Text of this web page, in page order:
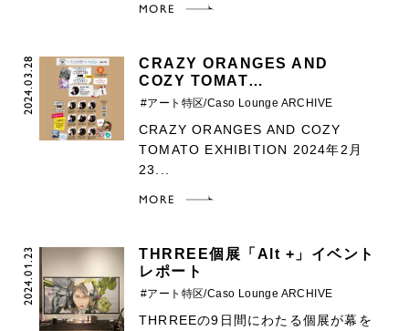
MORE
2024.03.28
CRAZY ORANGES AND
COZY TOMAT…
#アート特区/Caso Lounge ARCHIVE
CRAZY ORANGES AND COZY
TOMATO EXHIBITION 2024年2月
23...
MORE
2024.01.23
THRREE個展「Alt +」イベント
レポート
#アート特区/Caso Lounge ARCHIVE
THRREEの9日間にわたる個展が幕を